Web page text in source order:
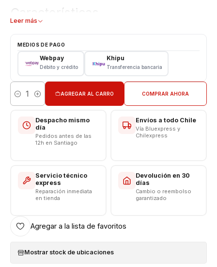
Características
Color: Negro
VALOR NO INCLUYE INSTALACION EN TIENDA
Leer más
MEDIOS DE PAGO
Webpay
Débito y crédito
Khipu
Transferencia bancaria
Cantidad
AGREGAR AL CARRO COMPRAR AHORA
Despacho mismo
día
Pedidos antes de las
12h en Santiago
Envíos a todo Chile
Vía Bluexpress y
Chilexpress
Servicio técnico
express
Reparación inmediata
en tienda
Devolución en 30
días
Cambio o reembolso
garantizado
Agregar a la lista de favoritos
Mostrar stock de ubicaciones